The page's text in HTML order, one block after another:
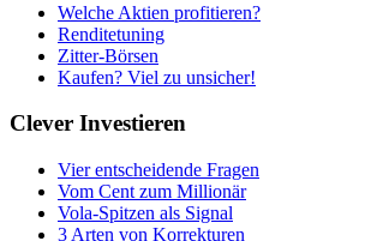
Welche Aktien profitieren?
Renditetuning
Zitter-Börsen
Kaufen? Viel zu unsicher!
Clever Investieren
Vier entscheidende Fragen
Vom Cent zum Millionär
Vola-Spitzen als Signal
3 Arten von Korrekturen